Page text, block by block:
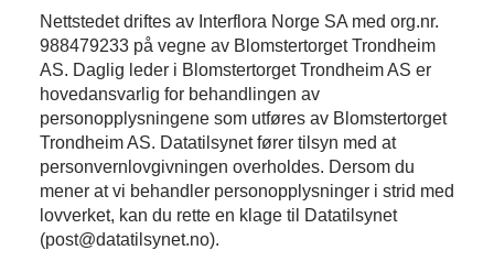
Nettstedet driftes av Interflora Norge SA med org.nr.
988479233 på vegne av Blomstertorget Trondheim
AS. Daglig leder i Blomstertorget Trondheim AS er
hovedansvarlig for behandlingen av
personopplysningene som utføres av Blomstertorget
Trondheim AS. Datatilsynet fører tilsyn med at
personvernlovgivningen overholdes. Dersom du
mener at vi behandler personopplysninger i strid med
lovverket, kan du rette en klage til Datatilsynet
(post@datatilsynet.no).